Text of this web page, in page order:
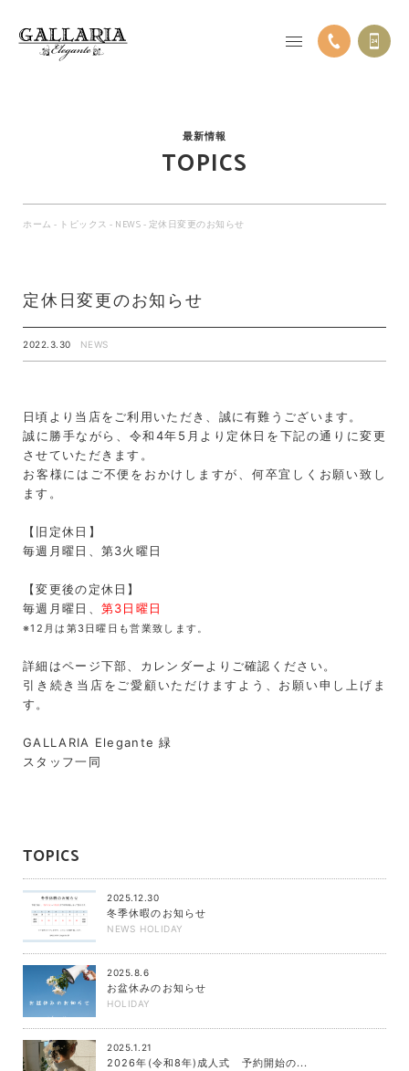
最新情報
TOPICS
ホーム - トピックス - NEWS-定休日変更のお知らせ
定休日変更のお知らせ
2022.3.30 NEWS
日頃より当店をご利用いただき、誠に有難うございます。
誠に勝手ながら、令和4年5月より定休日を下記の通りに変更
させていただきます。
お客様にはご不便をおかけしますが、何卒宜しくお願い致し
ます。
【旧定休日】
毎週月曜日、第3火曜日
【変更後の定休日】
毎週月曜日、 第3日曜日
※12月は第3日曜日も営業致します。
詳細はページ下部、カレンダーよりご確認ください。
引き続き当店をご愛顧いただけますよう、お願い申し上げま
す。
GALLARIA Elegante 緑
スタッフ一同
TOPICS
2025.12.30
冬季休暇のお知らせ
NEWS HOLIDAY
2025.8.6
お盆休みのお知らせ
HOLIDAY
2025.1.21
2026年(令和8年)成人式 予約開始の...